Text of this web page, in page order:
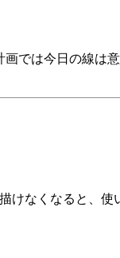
では今日の線は
なくなると、使